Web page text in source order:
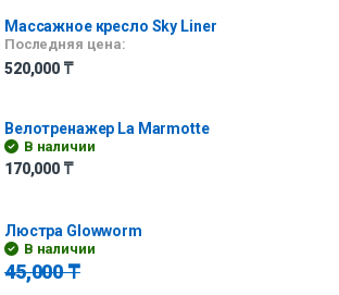
Массажное кресло Sky Liner
Последняя цена:
520,000 ₸
Велотренажер La Marmotte
В наличии
170,000 ₸
Люстра Glowworm
В наличии
45,000₸